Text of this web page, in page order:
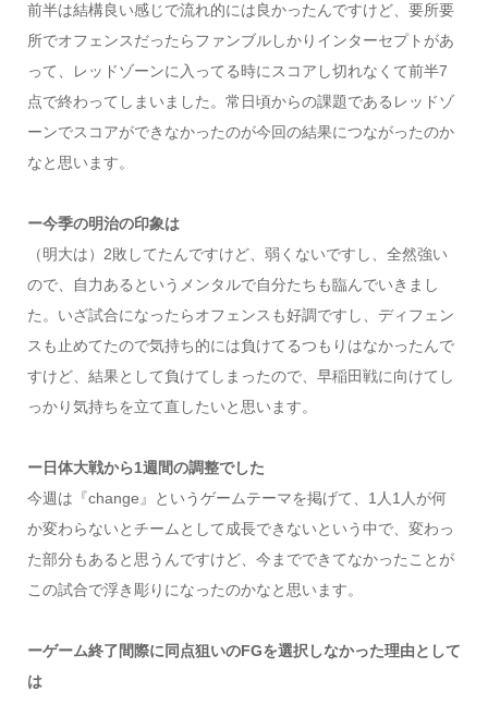
前半は結構良い感じで流れ的には良かったんですけど、要所要
所でオフェンスだったらファンブルしかりインターセプトがあ
って、レッドゾーンに入ってる時にスコアし切れなくて前半7
点で終わってしまいました。常日頃からの課題であるレッドゾ
ーンでスコアができなかったのが今回の結果につながったのか
なと思います。
ー今季の明治の印象は
（明大は）2敗してたんですけど、弱くないですし、全然強い
ので、自力あるというメンタルで自分たちも臨んでいきまし
た。いざ試合になったらオフェンスも好調ですし、ディフェン
スも止めてたので気持ち的には負けてるつもりはなかったんで
すけど、結果として負けてしまったので、早稲田戦に向けてし
っかり気持ちを立て直したいと思います。
ー日体大戦から1週間の調整でした
今週は『change』というゲームテーマを掲げて、1人1人が何
か変わらないとチームとして成長できないという中で、変わっ
た部分もあると思うんですけど、今までできてなかったことが
この試合で浮き彫りになったのかなと思います。
ーゲーム終了間際に同点狙いのFGを選択しなかった理由として
は